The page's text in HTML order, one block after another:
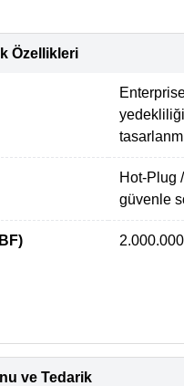
Özellikleri
Hot-Plug
güvenle
ve Tedarik